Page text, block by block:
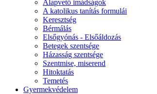
Alapvető imádságok
A katolikus tanítás formulái
Keresztség
Bérmálás
Elsőgyónás - Elsőáldozás
Betegek szentsége
Házasság szentsége
Szentmise, miserend
Hitoktatás
Temetés
Gyermekvédelem